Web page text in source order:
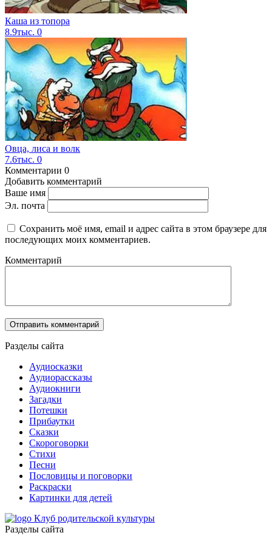
Каша из топора
8.9тыс. 0
Овца, лиса и волк
7.6тыс. 0
Комментарии 0
Добавить комментарий
Ваше имя
Эл. почта
Сохранить моё имя, email и адрес сайта в этом браузере для
последующих моих комментариев.
Комментарий
Разделы сайта
Аудиосказки
Аудиорассказы
Аудиокниги
Загадки
Потешки
Прибаутки
Сказки
Скороговорки
Стихи
Песни
Пословицы и поговорки
Раскраски
Картинки для детей
Клуб родительской культуры
Разделы сайта